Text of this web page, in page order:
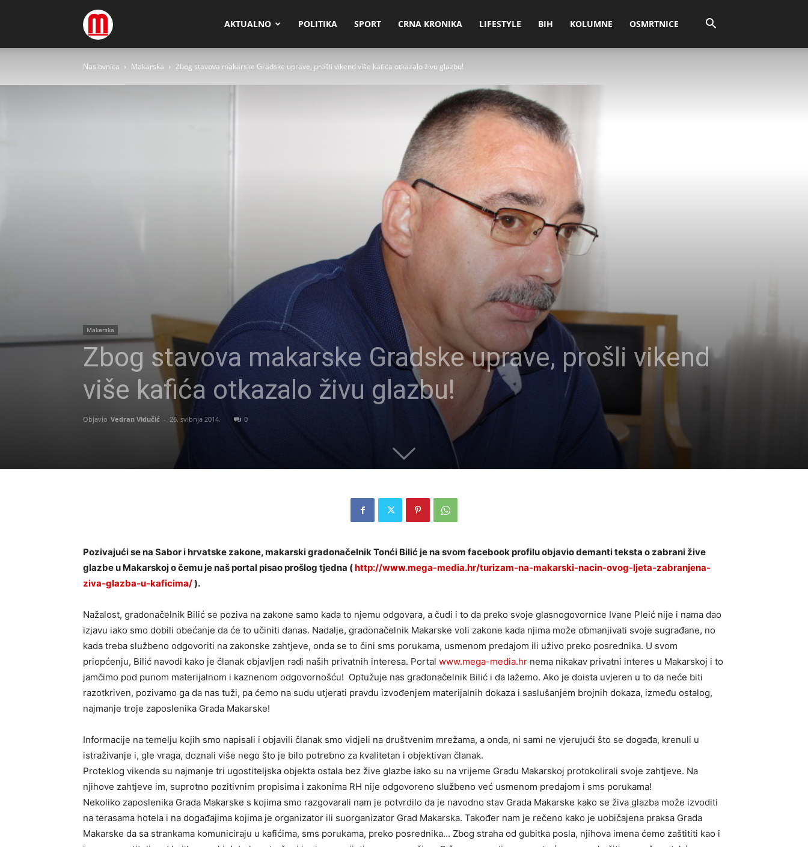
Megamedia AKTUALNO POLITIKA SPORT CRNA KRONIKA LIFESTYLE BIH KOLUMNE OSMRTNICE
Naslovnica Makarska Zbog stavova makarske Gradske uprave, prošli vikend više kafića otkazalo živu glazbu!
Makarska
Zbog stavova makarske Gradske uprave, prošli vikend
više kafića otkazalo živu glazbu!
Objavio Vedran Vidučić - 26. svibnja 2014. 0
Pozivajući se na Sabor i hrvatske zakone, makarski gradonačelnik Tonći Bilić je na svom facebook profilu objavio demanti teksta o zabrani žive
glazbe u Makarskoj o čemu je naš portal pisao prošlog tjedna (http://www.mega-media.hr/turizam-na-makarski-nacin-ovog-ljeta-zabranjena-
ziva-glazba-u-kaficima/).
Nažalost, gradonačelnik Bilić se poziva na zakone samo kada to njemu odgovara, a čudi i to da preko svoje glasnogovornice Ivane Pleić nije i nama dao
izjavu iako smo dobili obećanje da će to učiniti danas. Nadalje, gradonačelnik Makarske voli zakone kada njima može obmanjivati svoje sugrađane, no
kada treba službeno odgovoriti na zakonske zahtjeve, onda se to čini sms porukama, usmenom predajom ili uživo preko posrednika. U svom
priopćenju, Bilić navodi kako je članak objavljen radi naših privatnih interesa. Portal www.mega-media.hr nema nikakav privatni interes u Makarskoj i to
jamčimo pod punom materijalnom i kaznenom odgovornošću! Optužuje nas gradonačelnik Bilić i da lažemo. Ako je doista uvjeren u to da neće biti
razotkriven, pozivamo ga da nas tuži, pa ćemo na sudu utjerati pravdu izvođenjem materijalnih dokaza i saslušanjem brojnih dokaza, između ostalog,
najmanje troje zaposlenika Grada Makarske!
Informacije na temelju kojih smo napisali i objavili članak smo vidjeli na društvenim mrežama, a onda, ni sami ne vjerujući što se događa, krenuli u
istraživanje i, gle vraga, doznali više nego što je bilo potrebno za kvalitetan i objektivan članak.
Proteklog vikenda su najmanje tri ugostiteljska objekta ostala bez žive glazbe iako su na vrijeme Gradu Makarskoj protokolirali svoje zahtjeve. Na
njihove zahtjeve im, suprotno pozitivnim propisima i zakonima RH nije odgovoreno službeno već usmenom predajom i sms porukama!
Nekoliko zaposlenika Grada Makarske s kojima smo razgovarali nam je potvrdilo da je navodno stav Grada Makarske kako se živa glazba može izvoditi
na terasama hotela i na događajima kojima je organizator ili suorganizator Grad Makarska. Također nam je rečeno kako je uobičajena praksa Grada
Makarske da sa strankama komuniciraju u kafićima, sms porukama, preko posrednika… Zbog straha od gubitka posla, njihova imena ćemo zaštititi kao i